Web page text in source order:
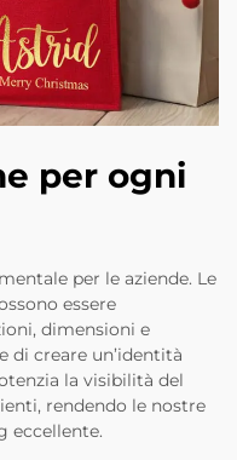
per ogni
per le aziende. Le
essere
dimensioni e
di creare un’identità
la visibilità del
rendendo le nostre
eccellente.